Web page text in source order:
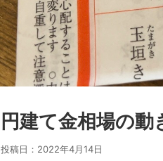
円建て金相場の動
投稿日： 2022年4月14日